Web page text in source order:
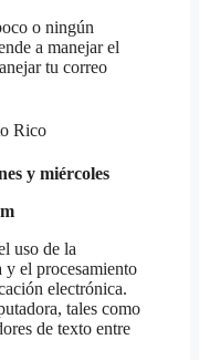
o ningún
a manejar el
tu correo
Rico
y miércoles
uso de la
y el procesamiento
electrónica.
tales como
de texto entre